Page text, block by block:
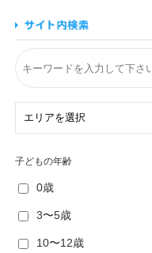
子どもの年齢
0歳
3〜5歳
10〜12歳